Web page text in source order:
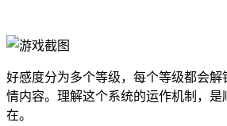
好感度分为多个等级，每个等级都会解
情内容。理解这个系统的运作机制，
在。